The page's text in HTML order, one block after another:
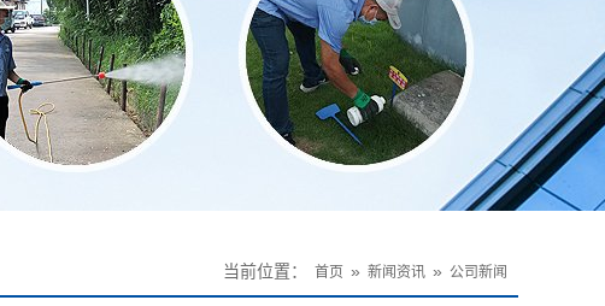
当前位置： 首页 » 新闻资讯 » 公司新闻